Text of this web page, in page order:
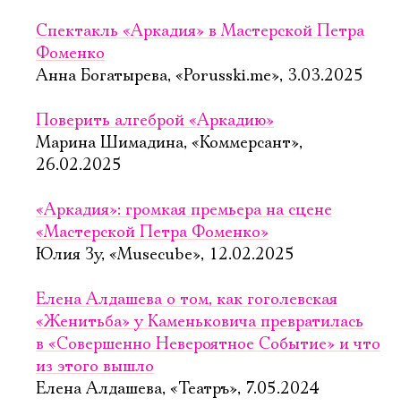
Спектакль «Аркадия» в Мастерской Петра
Фоменко
Анна Богатырева, «Porusski.me», 3.03.2025
Поверить алгеброй «Аркадию»
Марина Шимадина, «Коммерсант»,
26.02.2025
«Аркадия»: громкая премьера на сцене
«Мастерской Петра Фоменко»
Юлия Зу, «Musecube», 12.02.2025
Елена Алдашева о том, как гоголевская
«Женитьба» у Каменьковича превратилась
в «Совершенно Невероятное Событие» и что
из этого вышло
Елена Алдашева, «Театръ», 7.05.2024